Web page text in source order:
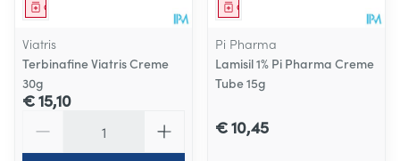
Geneesmiddel
Viatris
Terbinafine Viatris Creme
30g
€ 15,10
Geneesmiddel
Pi Pharma
Lamisil 1% Pi Pharma Creme
Tube 15g
€ 10,45